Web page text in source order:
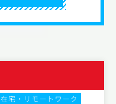
在宅・リモートワーク